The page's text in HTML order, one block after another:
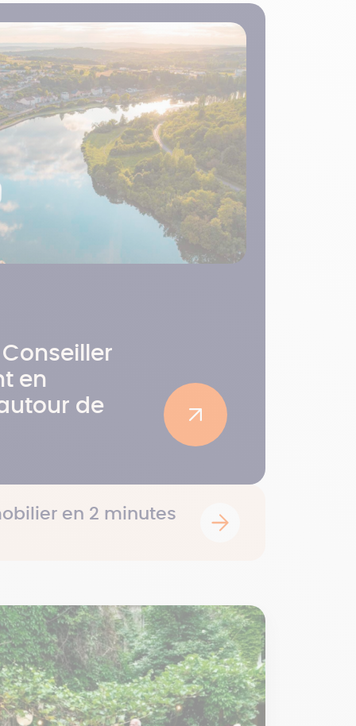
Conseiller
en
de
en 2 minutes